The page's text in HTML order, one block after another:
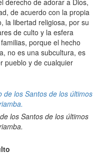
de acuerdo con la propia
la libertad religiosa, por su
de culto y la esfera
porque el hecho
no es una subcultura, es
pueblo y de cualquier
los Santos de los últimos